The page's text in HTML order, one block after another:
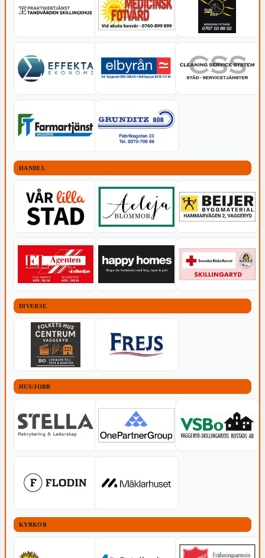
HANDEL
DIVERSE
HUS/JOBB
KYRKOR